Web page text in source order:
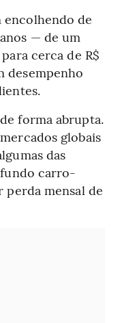
encolhendo de
— de um
cerca de R$
desempenho
forma abrupta.
globais
das
carro-
perda mensal de